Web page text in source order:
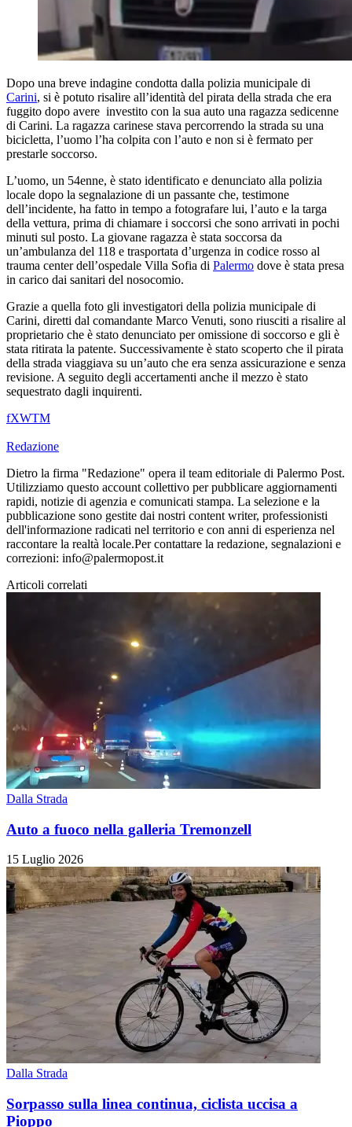
Dopo una breve indagine condotta dalla polizia municipale di
Carini, si è potuto risalire all’identità del pirata della strada che era
fuggito dopo avere investito con la sua auto una ragazza sedicenne
di Carini. La ragazza carinese stava percorrendo la strada su una
bicicletta, l’uomo l’ha colpita con l’auto e non si è fermato per
prestarle soccorso.
L’uomo, un 54enne, è stato identificato e denunciato alla polizia
locale dopo la segnalazione di un passante che, testimone
dell’incidente, ha fatto in tempo a fotografare lui, l’auto e la targa
della vettura, prima di chiamare i soccorsi che sono arrivati in pochi
minuti sul posto. La giovane ragazza è stata soccorsa da
un’ambulanza del 118 e trasportata d’urgenza in codice rosso al
trauma center dell’ospedale Villa Sofia di Palermo dove è stata presa
in carico dai sanitari del nosocomio.
Grazie a quella foto gli investigatori della polizia municipale di
Carini, diretti dal comandante Marco Venuti, sono riusciti a risalire al
proprietario che è stato denunciato per omissione di soccorso e gli è
stata ritirata la patente. Successivamente è stato scoperto che il pirata
della strada viaggiava su un’auto che era senza assicurazione e senza
revisione. A seguito degli accertamenti anche il mezzo è stato
sequestrato dagli inquirenti.
fXWTM
Redazione
Dietro la firma "Redazione" opera il team editoriale di Palermo Post.
Utilizziamo questo account collettivo per pubblicare aggiornamenti
rapidi, notizie di agenzia e comunicati stampa. La selezione e la
pubblicazione sono gestite dai nostri content writer, professionisti
dell'informazione radicati nel territorio e con anni di esperienza nel
raccontare la realtà locale.Per contattare la redazione, segnalazioni e
correzioni: info@palermopost.it
Articoli correlati
Dalla Strada
Auto a fuoco nella galleria Tremonzell
15 Luglio 2026
Dalla Strada
Sorpasso sulla linea continua, ciclista uccisa a
Pioppo